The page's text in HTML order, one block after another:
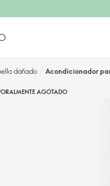
dañado / Acondicionador
AGOTADO